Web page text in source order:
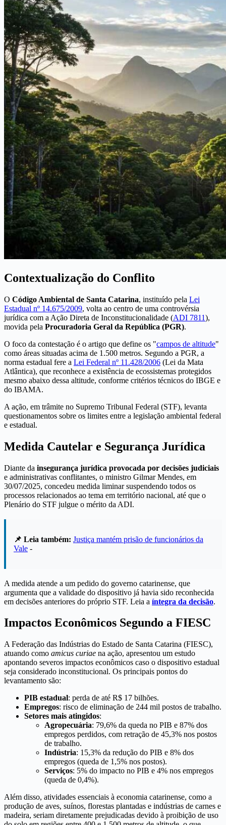
Contextualização do Conflito
O Código Ambiental de Santa Catarina, instituído pela Lei
Estadual nº 14.675/2009, volta ao centro de uma controvérsia
jurídica com a Ação Direta de Inconstitucionalidade (ADI 7811),
movida pela Procuradoria Geral da República (PGR).
O foco da contestação é o artigo que define os "campos de altitude"
como áreas situadas acima de 1.500 metros. Segundo a PGR, a
norma estadual fere a Lei Federal nº 11.428/2006 (Lei da Mata
Atlântica), que reconhece a existência de ecossistemas protegidos
mesmo abaixo dessa altitude, conforme critérios técnicos do IBGE e
do IBAMA.
A ação, em trâmite no Supremo Tribunal Federal (STF), levanta
questionamentos sobre os limites entre a legislação ambiental federal
e estadual.
Medida Cautelar e Segurança Jurídica
Diante da insegurança jurídica provocada por decisões judiciais
e administrativas conflitantes, o ministro Gilmar Mendes, em
30/07/2025, concedeu medida liminar suspendendo todos os
processos relacionados ao tema em território nacional, até que o
Plenário do STF julgue o mérito da ADI.
📌 Leia também: Justiça mantém prisão de funcionários da
Vale -
A medida atende a um pedido do governo catarinense, que
argumenta que a validade do dispositivo já havia sido reconhecida
em decisões anteriores do próprio STF. Leia a íntegra da decisão.
Impactos Econômicos Segundo a FIESC
A Federação das Indústrias do Estado de Santa Catarina (FIESC),
atuando como amicus curiae na ação, apresentou um estudo
apontando severos impactos econômicos caso o dispositivo estadual
seja considerado inconstitucional. Os principais pontos do
levantamento são:
PIB estadual: perda de até R$ 17 bilhões.
Empregos: risco de eliminação de 244 mil postos de trabalho.
Setores mais atingidos:
Agropecuária: 79,6% da queda no PIB e 87% dos
empregos perdidos, com retração de 45,3% nos postos
de trabalho.
Indústria: 15,3% da redução do PIB e 8% dos
empregos (queda de 1,5% nos postos).
Serviços: 5% do impacto no PIB e 4% nos empregos
(queda de 0,4%).
Além disso, atividades essenciais à economia catarinense, como a
produção de aves, suínos, florestas plantadas e indústrias de carnes e
madeira, seriam diretamente prejudicadas devido à proibição de uso